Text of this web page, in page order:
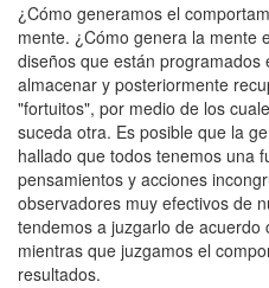
¿Cómo generamos el
mente. ¿Cómo genera la mente
diseños que están programados
almacenar y posteriormente
"fortuitos", por medio de los
suceda otra. Es posible que la
hallado que todos tenemos una
pensamientos y acciones
observadores muy efectivos de
tendemos a juzgarlo de acuerdo
mientras que juzgamos el
resultados.